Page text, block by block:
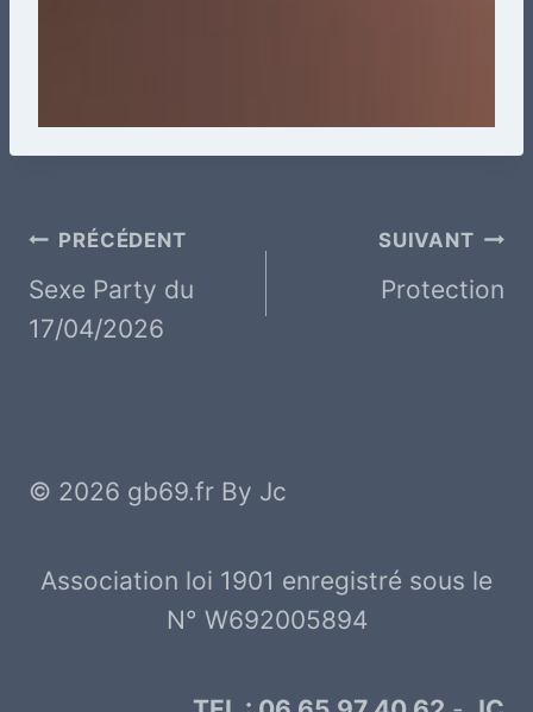
Navigation
de
l’article
PRÉCÉDENT
Sexe Party du
17/04/2026
SUIVANT
Protection
© 2026 gb69.fr By Jc
Association loi 1901 enregistré sous le
N° W692005894